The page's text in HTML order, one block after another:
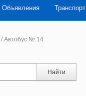
Объявления Транспорт
/Автобус № 14
Найти